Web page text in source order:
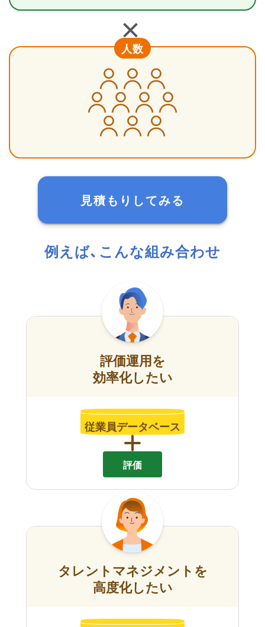
＋
人数
見積もりしてみる
例えば、こんな組み合わせ
評価運用を
効率化したい
従業員データベース
評価
タレントマネジメントを
高度化したい